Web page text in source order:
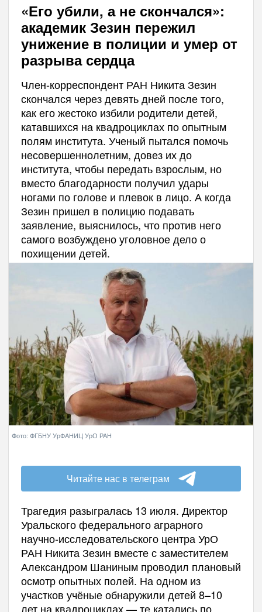
«Его убили, а не скончался»:
академик Зезин пережил
унижение в полиции и умер от
разрыва сердца
Член-корреспондент РАН Никита Зезин
скончался через девять дней после того,
как его жестоко избили родители детей,
катавшихся на квадроциклах по опытным
полям института. Ученый пытался помочь
несовершеннолетним, довез их до
института, чтобы передать взрослым, но
вместо благодарности получил удары
ногами по голове и плевок в лицо. А когда
Зезин пришел в полицию подавать
заявление, выяснилось, что против него
самого возбуждено уголовное дело о
похищении детей.
Фото: ФГБНУ УрФАНИЦ УрО РАН
Читайте нас в телеграм
Трагедия разыгралась 13 июля. Директор
Уральского федерального аграрного
научно-исследовательского центра УрО
РАН Никита Зезин вместе с заместителем
Александром Шаниным проводил плановый
осмотр опытных полей. На одном из
участков учёные обнаружили детей 8–10
лет на квадроциклах — те катались по